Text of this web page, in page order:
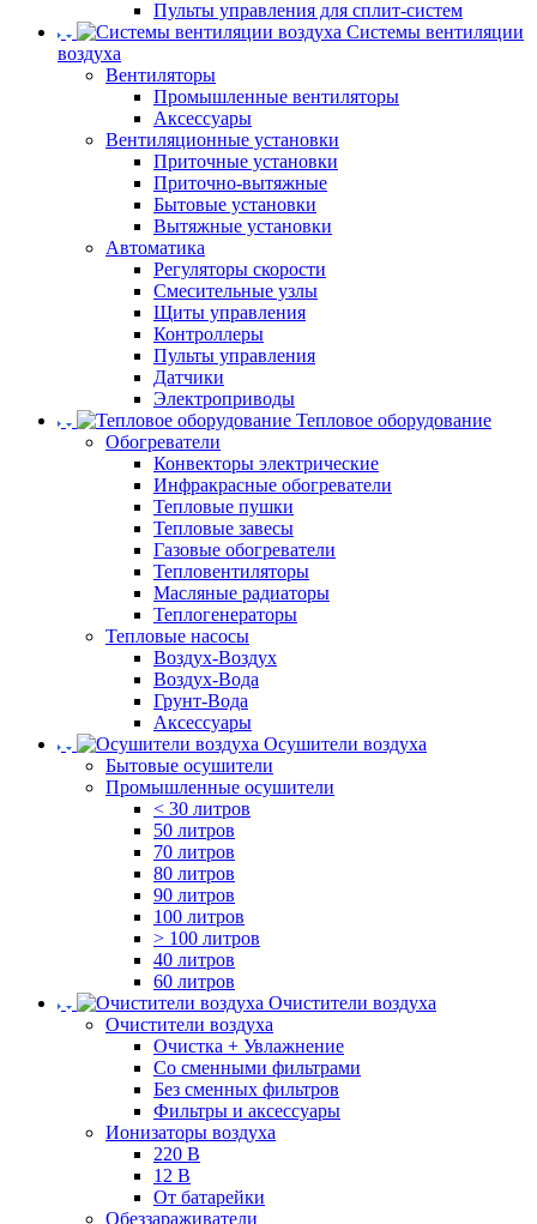
Пульты управления для сплит-систем
Системы вентиляции
воздуха
Вентиляторы
Промышленные вентиляторы
Аксессуары
Вентиляционные установки
Приточные установки
Приточно-вытяжные
Бытовые установки
Вытяжные установки
Автоматика
Регуляторы скорости
Смесительные узлы
Щиты управления
Контроллеры
Пульты управления
Датчики
Электроприводы
Тепловое оборудование
Обогреватели
Конвекторы электрические
Инфракрасные обогреватели
Тепловые пушки
Тепловые завесы
Газовые обогреватели
Тепловентиляторы
Масляные радиаторы
Теплогенераторы
Тепловые насосы
Воздух-Воздух
Воздух-Вода
Грунт-Вода
Аксессуары
Осушители воздуха
Бытовые осушители
Промышленные осушители
< 30 литров
50 литров
70 литров
80 литров
90 литров
100 литров
> 100 литров
40 литров
60 литров
Очистители воздуха
Очистители воздуха
Очистка + Увлажнение
Cо сменными фильтрами
Без сменных фильтров
Фильтры и аксессуары
Ионизаторы воздуха
220 В
12 В
От батарейки
Обеззараживатели